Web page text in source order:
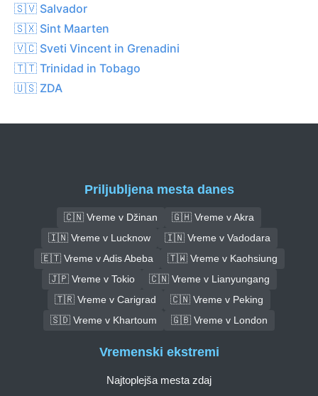
🇸🇻 Salvador
🇸🇽 Sint Maarten
🇻🇨 Sveti Vincent in Grenadini
🇹🇹 Trinidad in Tobago
🇺🇸 ZDA
Priljubljena mesta danes
🇨🇳 Vreme v Džinan
🇬🇭 Vreme v Akra
🇮🇳 Vreme v Lucknow
🇮🇳 Vreme v Vadodara
🇪🇹 Vreme v Adis Abeba
🇹🇼 Vreme v Kaohsiung
🇯🇵 Vreme v Tokio
🇨🇳 Vreme v Lianyungang
🇹🇷 Vreme v Carigrad
🇨🇳 Vreme v Peking
🇸🇩 Vreme v Khartoum
🇬🇧 Vreme v London
Vremenski ekstremi
Najtoplejša mesta zdaj